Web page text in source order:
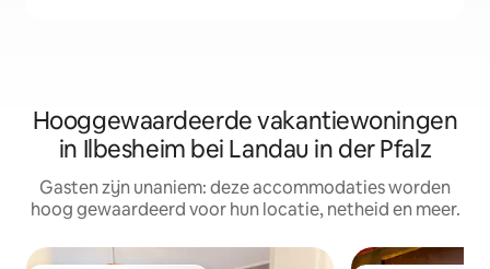
Hooggewaardeerde vakantiewoningen
in Ilbesheim bei Landau in der Pfalz
Gasten zijn unaniem: deze accommodaties worden
hoog gewaardeerd voor hun locatie, netheid en meer.